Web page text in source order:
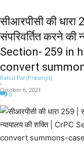
सीआरपीसी की धारा
संपरिवर्तित करने की
Section- 259 in
convert
Rahul Pal (Prasenjit)
-
October 6, 2021
0